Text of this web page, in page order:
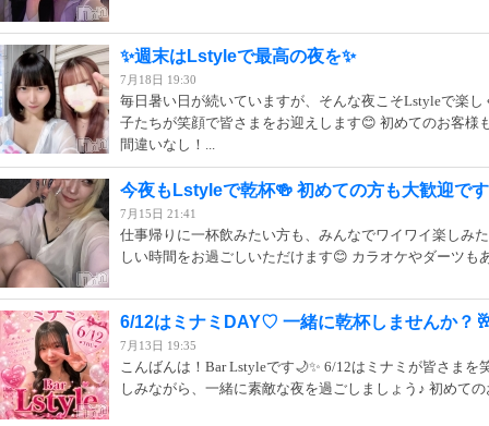
✨週末はLstyleで最高の夜を✨
7月18日 19:30
毎日暑い日が続いていますが、そんな夜こそLstyleで楽
子たちが笑顔で皆さまをお迎えします😊 初めてのお客
間違いなし！...
今夜もLstyleで乾杯🍻 初めての方も大歓迎で
7月15日 21:41
仕事帰りに一杯飲みたい方も、みんなでワイワイ楽しみ
しい時間をお過ごしいただけます😊 カラオケやダーツ
6/12はミナミDAY♡ 一緒に乾杯しませんか？
7月13日 19:35
こんばんは！Bar Lstyleです🌙✨ 6/12はミナミが皆さま
しみながら、一緒に素敵な夜を過ごしましょう♪ 初めて